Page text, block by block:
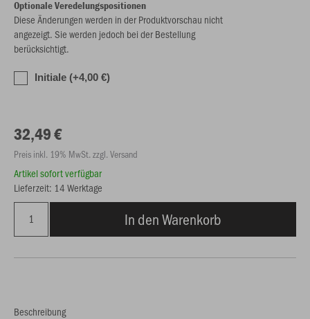
Optionale Veredelungspositionen
Diese Änderungen werden in der Produktvorschau nicht
angezeigt. Sie werden jedoch bei der Bestellung
berücksichtigt.
Initiale (+4,00 €)
32,49 €
Preis inkl. 19% MwSt. zzgl. Versand
Artikel sofort verfügbar
Lieferzeit: 14 Werktage
In den Warenkorb
Beschreibung